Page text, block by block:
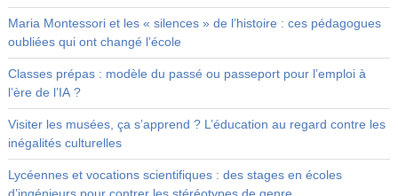
Maria Montessori et les « silences » de l’histoire : ces pédagogues
oubliées qui ont changé l’école
Classes prépas : modèle du passé ou passeport pour l’emploi à
l’ère de l’IA ?
Visiter les musées, ça s’apprend ? L’éducation au regard contre les
inégalités culturelles
Lycéennes et vocations scientifiques : des stages en écoles